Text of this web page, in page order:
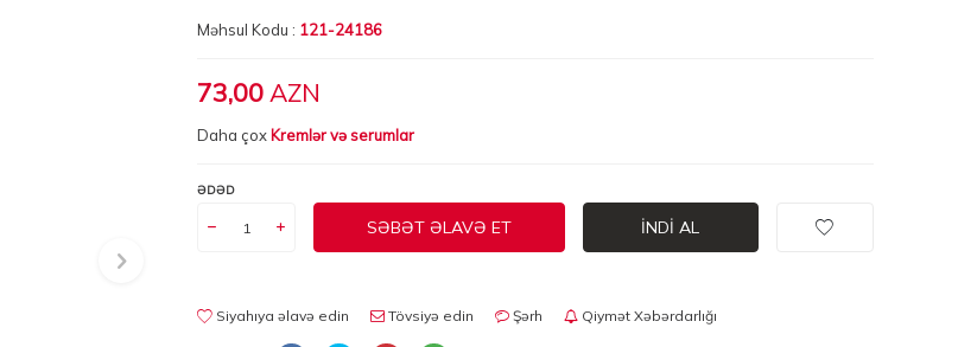
Məhsul Kodu : 121-24186
73,00 AZN
Daha çox Kremlər və serumlar
ƏDƏD
SƏBƏT ƏLAVƏ ET İNDI AL
Siyahıya əlavə edin Tövsiyə edin Şərh Qiymət Xəbərdarlığı